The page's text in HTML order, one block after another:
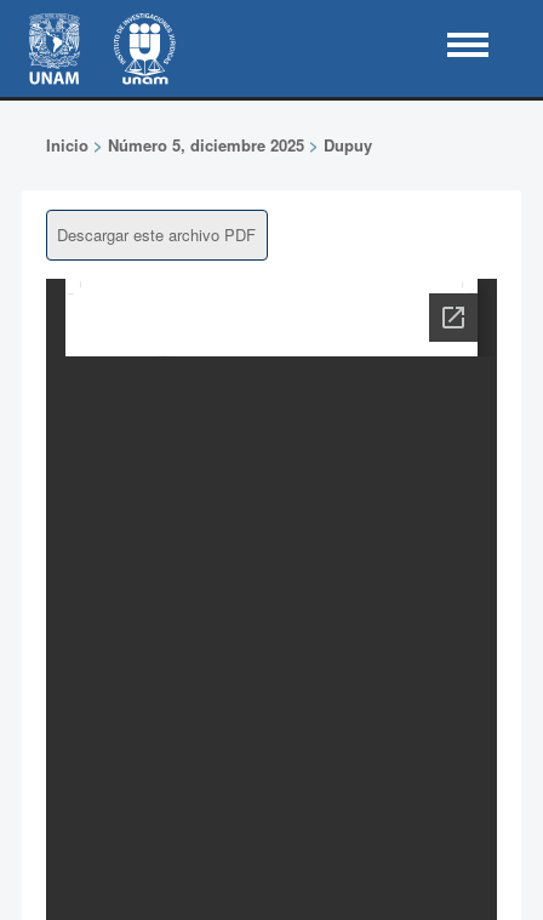
Inicio> Número 5, diciembre 2025> Dupuy
Descargar este archivo PDF